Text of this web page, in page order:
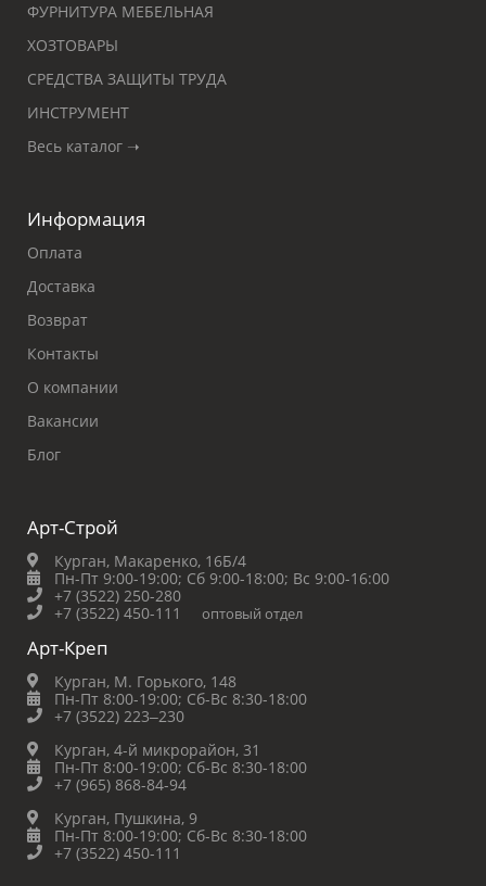
ФУРНИТУРА МЕБЕЛЬНАЯ
ХОЗТОВАРЫ
СРЕДСТВА ЗАЩИТЫ ТРУДА
ИНСТРУМЕНТ
Весь каталог ➝
Информация
Оплата
Доставка
Возврат
Контакты
О компании
Вакансии
Блог
Арт-Строй
Курган, Макаренко, 16Б/4
Пн-Пт 9:00-19:00; Сб 9:00-18:00; Вс 9:00-16:00
+7 (3522) 250-280
+7 (3522) 450-111
оптовый отдел
Арт-Креп
Курган, М. Горького, 148
Пн-Пт 8:00-19:00; Сб-Вс 8:30-18:00
+7 (3522) 223‒230
Курган, 4-й микрорайон, 31
Пн-Пт 8:00-19:00; Сб-Вс 8:30-18:00
+7 (965) 868-84-94
Курган, Пушкина, 9
Пн-Пт 8:00-19:00; Сб-Вс 8:30-18:00
+7 (3522) 450-111